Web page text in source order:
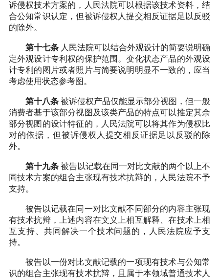
诉侵权技术方案的，人民法院可以根据该技术资料，结
合公知常识认定，但被诉侵权人提交相反证据足以反驳
的除外。
第十七条人民法院可以结合外观设计的简要说明确
定外观设计专利权的保护范围。变化状态产品的外观设
计专利的图片或者照片与简要说明明显不一致的，应当
考虑使用状态参考图。
第十八条被诉侵权产品仅能显示部分视图，但一般
消费者基于该部分视图及该类产品的特点可以推定其余
部分视图的设计特征的，人民法院可以将其作为侵权比
对的依据，但被诉侵权人提交相反证据足以反驳的除
外。
第十九条被告以记载在同一对比文献的两个以上不
同技术方案的组合主张现有技术抗辩的，人民法院不予
支持。
被告以记载在同一对比文献不同部分的内容主张现
有技术抗辩，上述内容在文义上相互解释、在技术上相
互支持、共同解决一个技术问题的，人民法院应予支
持。
被告以一份对比文献记载的一项现有技术与公知常
识的组合主张现有技术抗辩，且属于本领域普通技术人